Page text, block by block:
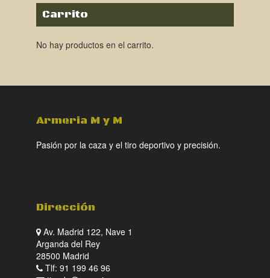
Carrito
No hay productos en el carrito.
Armeria M y M
Pasión por la caza y el tiro deportivo y precisión.
Dirección
Av. Madrid 122, Nave 1
Arganda del Rey
28500 Madrid
Tlf: 91 199 46 96